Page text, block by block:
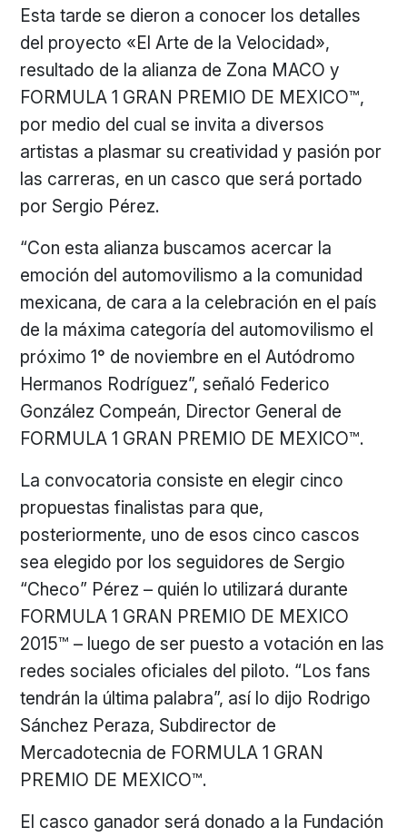
Esta tarde se dieron a conocer los detalles
del proyecto «El Arte de la Velocidad»,
resultado de la alianza de Zona MACO y
FORMULA 1 GRAN PREMIO DE MEXICO™,
por medio del cual se invita a diversos
artistas a plasmar su creatividad y pasión por
las carreras, en un casco que será portado
por Sergio Pérez.
“Con esta alianza buscamos acercar la
emoción del automovilismo a la comunidad
mexicana, de cara a la celebración en el país
de la máxima categoría del automovilismo el
próximo 1° de noviembre en el Autódromo
Hermanos Rodríguez”, señaló Federico
González Compeán, Director General de
FORMULA 1 GRAN PREMIO DE MEXICO™.
La convocatoria consiste en elegir cinco
propuestas finalistas para que,
posteriormente, uno de esos cinco cascos
sea elegido por los seguidores de Sergio
“Checo” Pérez – quién lo utilizará durante
FORMULA 1 GRAN PREMIO DE MEXICO
2015™ – luego de ser puesto a votación en las
redes sociales oficiales del piloto. “Los fans
tendrán la última palabra”, así lo dijo Rodrigo
Sánchez Peraza, Subdirector de
Mercadotecnia de FORMULA 1 GRAN
PREMIO DE MEXICO™.
El casco ganador será donado a la Fundación